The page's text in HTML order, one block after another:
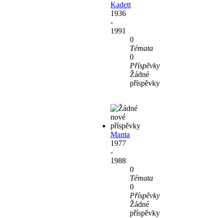
Kadett
1936
-
1991
0
Témata
0
Příspěvky
Žádné
příspěvky
Manta
1977
-
1988
0
Témata
0
Příspěvky
Žádné
příspěvky